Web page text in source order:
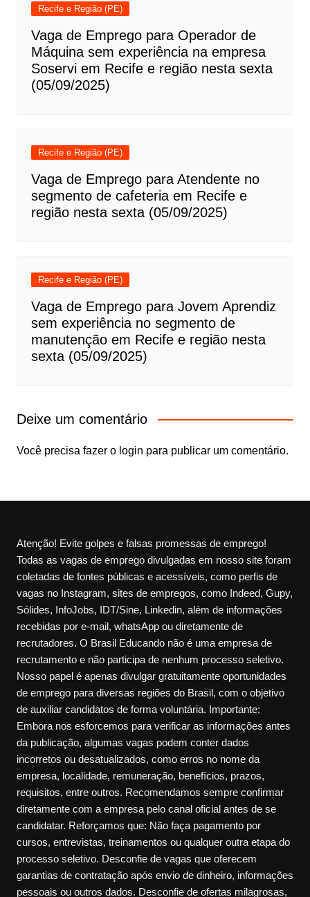
Recife e Região (PE)
Vaga de Emprego para Operador de
Máquina sem experiência na empresa
Soservi em Recife e região nesta sexta
(05/09/2025)
Recife e Região (PE)
Vaga de Emprego para Atendente no
segmento de cafeteria em Recife e
região nesta sexta (05/09/2025)
Recife e Região (PE)
Vaga de Emprego para Jovem Aprendiz
sem experiência no segmento de
manutenção em Recife e região nesta
sexta (05/09/2025)
Deixe um comentário
Você precisa fazer o login para publicar um comentário.
Atenção! Evite golpes e falsas promessas de emprego!
Todas as vagas de emprego divulgadas em nosso site foram
coletadas de fontes públicas e acessíveis, como perfis de
vagas no Instagram, sites de empregos, como Indeed, Gupy,
Sólides, InfoJobs, IDT/Sine, Linkedin, além de informações
recebidas por e-mail, whatsApp ou diretamente de
recrutadores. O Brasil Educando não é uma empresa de
recrutamento e não participa de nenhum processo seletivo.
Nosso papel é apenas divulgar gratuitamente oportunidades
de emprego para diversas regiões do Brasil, com o objetivo
de auxiliar candidatos de forma voluntária. Importante:
Embora nos esforcemos para verificar as informações antes
da publicação, algumas vagas podem conter dados
incorretos ou desatualizados, como erros no nome da
empresa, localidade, remuneração, benefícios, prazos,
requisitos, entre outros. Recomendamos sempre confirmar
diretamente com a empresa pelo canal oficial antes de se
candidatar. Reforçamos que: Não faça pagamento por
cursos, entrevistas, treinamentos ou qualquer outra etapa do
processo seletivo. Desconfie de vagas que oferecem
garantias de contratação após envio de dinheiro, informações
pessoais ou outros dados. Desconfie de ofertas milagrosas,